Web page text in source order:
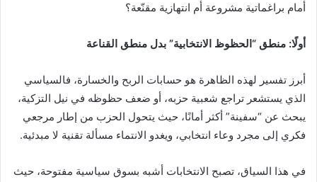
أمام براغماتية مشروعة أم انتهازية مقنّعة؟
أولًا: منطق “الحظوظ الانتخابية” بدل منطق القناعة
أبرز تفسير لهذه الظاهرة هو حسابات الربح والخسارة، فالسياسي
الذي يستشعر تراجع شعبية حزبه، أو ضعف حظوظه في نيل التزكية،
يبحث عن “سفينة” أكثر أمانًا، حيث يتحول الحزب من إطار مرجعي
فكري إلى مجرد وعاء انتخابي، ويغدو الانتماء مسألة تقنية لا مبدئية.
في هذا السياق، تصبح الانتخابات أشبه بسوق سياسية مفتوحة، حيث